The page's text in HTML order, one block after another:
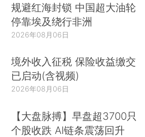
规避红海封锁 中国超大油轮
停靠埃及绕行非洲
2026年08月06日
境外收入征税 保险收益缴交
已启动(含视频)
2026年08月06日
【大盘脉搏】早盘超3700只
个股收跌 AI链条震荡回升